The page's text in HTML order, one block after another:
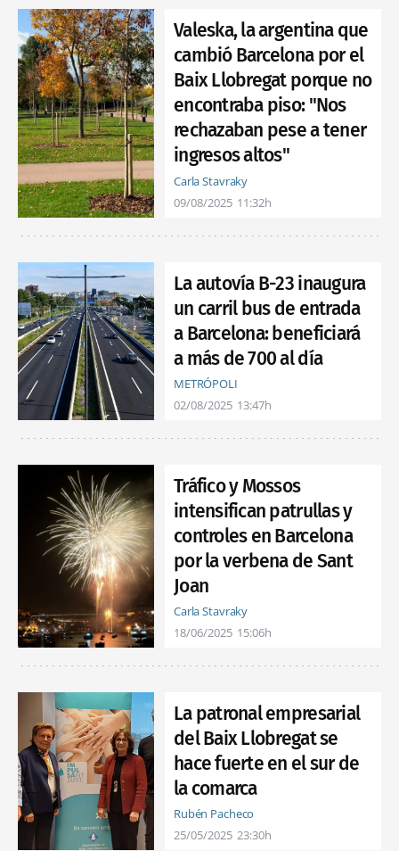
Valeska, la argentina que
cambió Barcelona por el
Baix Llobregat porque no
encontraba piso: "Nos
rechazaban pese a tener
ingresos altos"
Carla Stavraky
09/08/2025 11:32h
La autovía B-23 inaugura
un carril bus de entrada
a Barcelona: beneficiará
a más de 700 al día
METRÓPOLI
02/08/2025 13:47h
Tráfico y Mossos
intensifican patrullas y
controles en Barcelona
por la verbena de Sant
Joan
Carla Stavraky
18/06/2025 15:06h
La patronal empresarial
del Baix Llobregat se
hace fuerte en el sur de
la comarca
Rubén Pacheco
25/05/2025 23:30h